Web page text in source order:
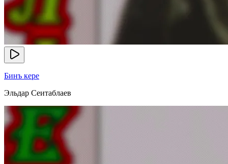
Бинъ кере
Эльдар Сеитаблаев